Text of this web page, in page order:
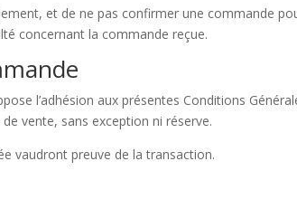
et de ne pas confirmer une commande
concernant la commande reçue.
l’adhésion aux présentes Conditions
vente, sans exception ni réserve.
vaudront preuve de la transaction.